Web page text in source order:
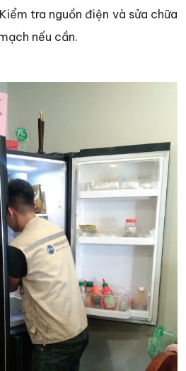
tra nguồn điện và sửa chữa
nếu cần.